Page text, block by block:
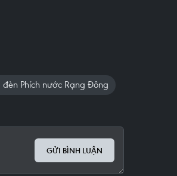
Phích nước Rạng Đông
GỬI BÌNH LUẬN